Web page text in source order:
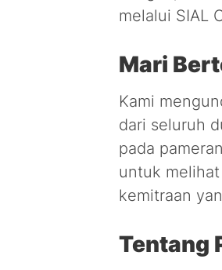
melalui SIAL
Mari
Kami
dari seluruh
pada pameran
untuk
kemitraan
Tentang